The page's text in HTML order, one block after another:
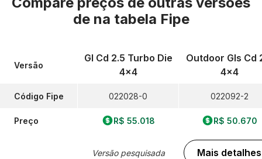
de na tabela Fipe
Versão
Código Fipe
Preço
Gl Cd 2.5 Turbo Die
4x4
022028-0
R$ 55.018
Versão pesquisada
Outdoor Gls Cd
4x4
022092-2
R$ 50.670
Mais detalhes